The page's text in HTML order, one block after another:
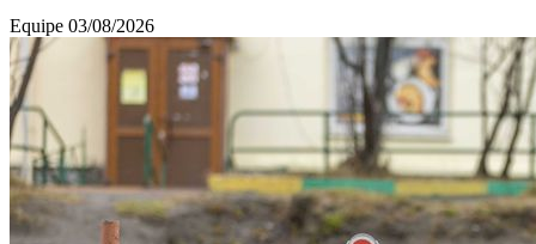
Equipe 03/08/2026